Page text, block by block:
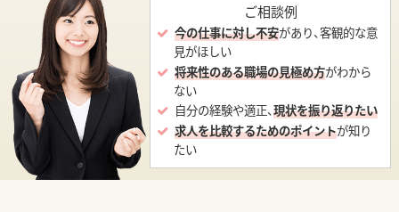
ご相談例
今の仕事に対し不安があり、客観的な意
見がほしい
将来性のある職場の見極め方がわから
ない
自分の経験や適正、現状を振り返りたい
求人を比較するためのポイントが知り
たい